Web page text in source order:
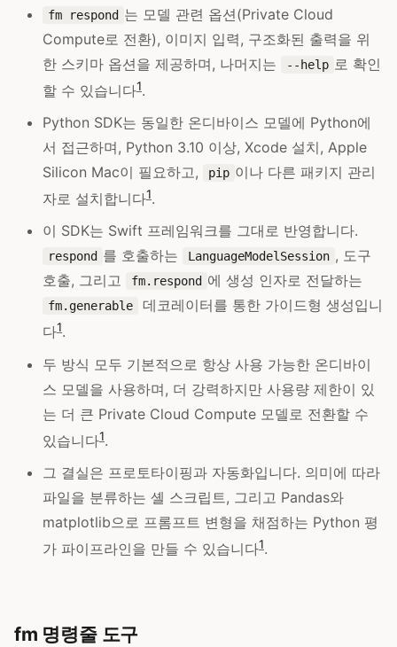
fm respond 는 모델 관련 옵션(Private Cloud
Compute로 전환), 이미지 입력, 구조화된 출력을 위
한 스키마 옵션을 제공하며, 나머지는
--help 로 확인
할 수 있습니다1.
Python SDK는 동일한 온디바이스 모델에 Python에
서 접근하며, Python 3.10 이상, Xcode 설치, Apple
Silicon Mac이 필요하고,
pip 이나 다른 패키지 관리
자로 설치합니다1.
이 SDK는 Swift 프레임워크를 그대로 반영합니다.
respond 를 호출하는 LanguageModelSession , 도구
호출, 그리고
fm.respond 에 생성 인자로 전달하는
fm.generable
데코레이터를 통한 가이드형 생성입니
다1.
두 방식 모두 기본적으로 항상 사용 가능한 온디바이
스 모델을 사용하며, 더 강력하지만 사용량 제한이 있
는 더 큰 Private Cloud Compute 모델로 전환할 수
있습니다1.
그 결실은 프로토타이핑과 자동화입니다. 의미에 따라
파일을 분류하는 셸 스크립트, 그리고 Pandas와
matplotlib으로 프롬프트 변형을 채점하는 Python 평
가 파이프라인을 만들 수 있습니다1.
fm 명령줄 도구